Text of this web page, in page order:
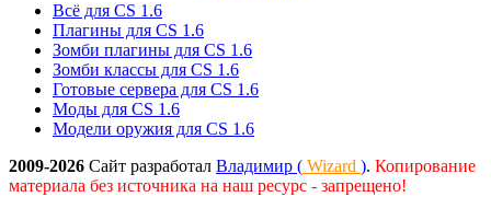
Всё для CS 1.6
Плагины для CS 1.6
Зомби плагины для CS 1.6
Зомби классы для CS 1.6
Готовые сервера для CS 1.6
Моды для CS 1.6
Модели оружия для CS 1.6
2009-2026 Сайт разработал Владимир ( Wizard ). Копирование
материала без источника на наш ресурс - запрещено!